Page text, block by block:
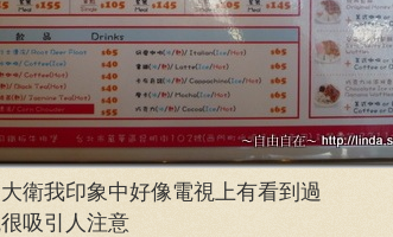
衛我印象中好像電視上有看到過
吸引人注意